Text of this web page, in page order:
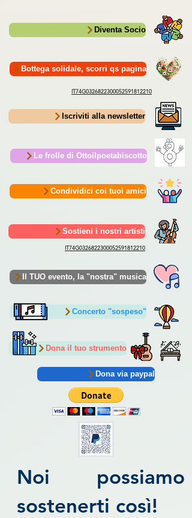
Diventa Socio
Bottega solidale, scorri qs pagina
IT74G0326822300052591812210
Iscriviti alla newsletter
Le frolle di Ottoilpoetabiscotto
Condividici coi tuoi amici
Sostieni i nostri artisti
IT74G0326822300052591812210
Il TUO evento, la "nostra" musica
Concerto "sospeso"
Dona il tuo strumento
Dona via paypal
Noi possiamo
sostenerti così!